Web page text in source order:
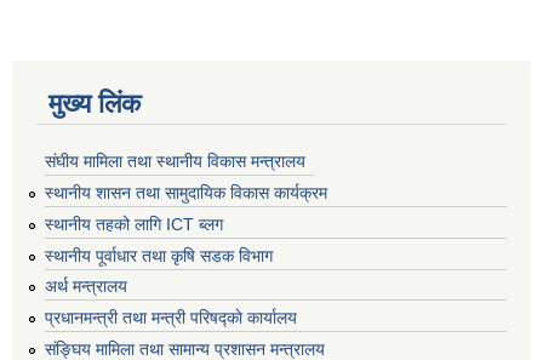
मुख्य लिंक
संघीय मामिला तथा स्थानीय विकास मन्त्रालय
स्थानीय शासन तथा सामुदायिक विकास कार्यक्रम
स्थानीय तहको लागि ICT ब्लग
स्थानीय पूर्वाधार तथा कृषि सडक विभाग
अर्थ मन्त्रालय
प्रधानमन्त्री तथा मन्त्री परिषद्काे कार्यालय
संङ्घिय मामिला तथा सामान्य प्रशासन मन्त्रालय